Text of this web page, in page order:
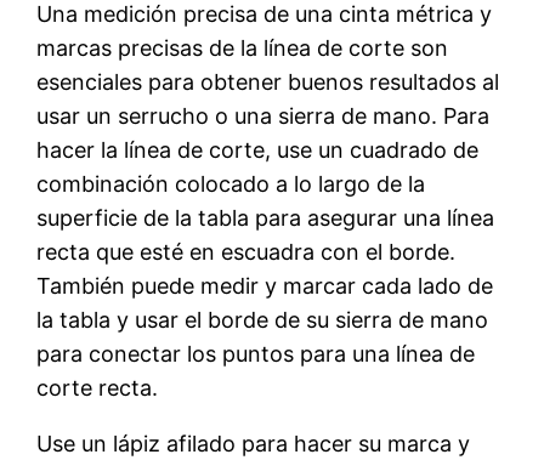
Una medición precisa de una cinta métrica y
marcas precisas de la línea de corte son
esenciales para obtener buenos resultados al
usar un serrucho o una sierra de mano. Para
hacer la línea de corte, use un cuadrado de
combinación colocado a lo largo de la
superficie de la tabla para asegurar una línea
recta que esté en escuadra con el borde.
También puede medir y marcar cada lado de
la tabla y usar el borde de su sierra de mano
para conectar los puntos para una línea de
corte recta.
Use un lápiz afilado para hacer su marca y